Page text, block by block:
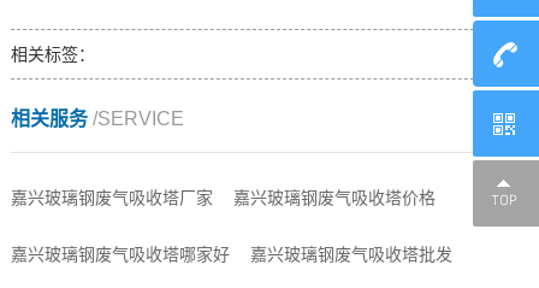
相关标签：
相关服务/SERVICE
嘉兴玻璃钢废气吸收塔厂家 嘉兴玻璃钢废气吸收塔价格
嘉兴玻璃钢废气吸收塔哪家好 嘉兴玻璃钢废气吸收塔批发